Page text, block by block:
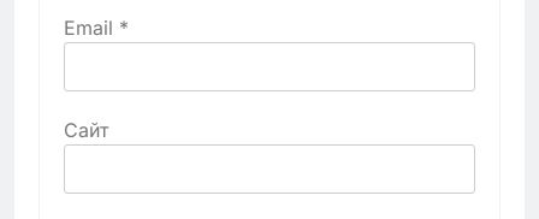
Email *
Сайт